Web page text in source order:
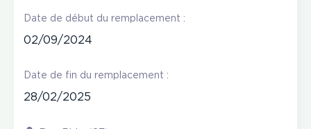
Date de début du remplacement :
02/09/2024
Date de fin du remplacement :
28/02/2025